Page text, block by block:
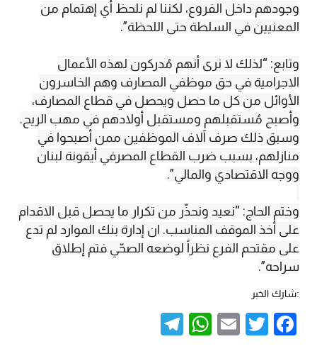
وجودهم داخل الفروع، لكننا لم نلحظ أي إهتمام من
المعنيين في السلطة حتى اللحظة”.
وتابع: “لذلك لا نرى أنهم مُدركون لهذه الأعمال
الاجرامية في حق موظفي المصارف وهم الخاسرون
الأوائل من كل ما حصل ويحصل في قطاع المصارف،
وأصبح مُستقبلهم ومستقبل أولادهم في مهب الريح.
وسبق ذلك صرف آلاف الموظفين ممن أصبحوا في
منازلهم، بسبب ضرب القطاع المصرفي أيقونة لبنان
ووجه الاقتصادي والمالي”.
وختم الحاج: “نعيد ونحذّر من تكرار ما يحصل قبل الاقدام
على أخذ الموقف المناسب. ان إدارة بنك الموارد لم تدع
على مقتحم الفرع نظراً لوضعه الصحّي فتم إطلاق
سراحه”.
:شارك الخبر
Facebook
Twitter
Email
WhatsApp